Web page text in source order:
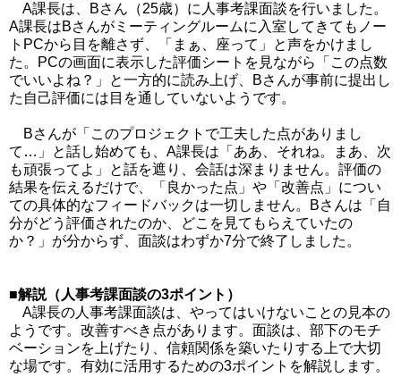
A課長は、Bさん（25歳）に人事考課面談を行いました。
A課長はBさんがミーティングルームに入室してきてもノー
トPCから目を離さず、「まぁ、座って」と声をかけまし
た。PCの画面に表示した評価シートを見ながら「この点数
でいいよね？」と一方的に読み上げ、Bさんが事前に提出し
た自己評価には目を通していないようです。
Bさんが「このプロジェクトで工夫した点がありまし
て…」と話し始めても、A課長は「ああ、それね。まあ、次
も頑張ってよ」と話を遮り、会話は深まりません。評価の
結果を伝えるだけで、「良かった点」や「改善点」につい
ての具体的なフィードバックは一切しません。Bさんは「自
分がどう評価されたのか、どこを見てもらえていたの
か？」が分からず、面談はわずか7分で終了しました。
■解説（人事考課面談の3ポイント）
A課長の人事考課面談は、やってはいけないことの見本の
ようです。改善すべき点があります。面談は、部下のモチ
ベーションを上げたり、信頼関係を築いたりする上で大切
な場です。有効に活用するための3ポイントを解説します。